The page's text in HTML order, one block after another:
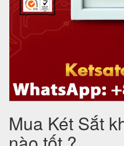
Mua Két Sắt